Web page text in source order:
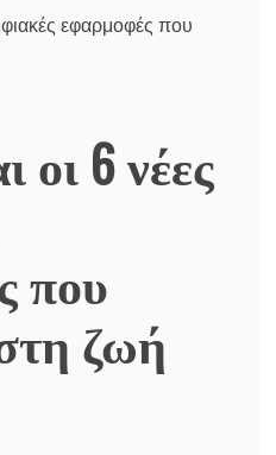
οι 6 νέες
που
ζωή